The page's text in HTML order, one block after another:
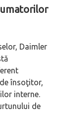
Daimler
însoţitor,
interne.
de